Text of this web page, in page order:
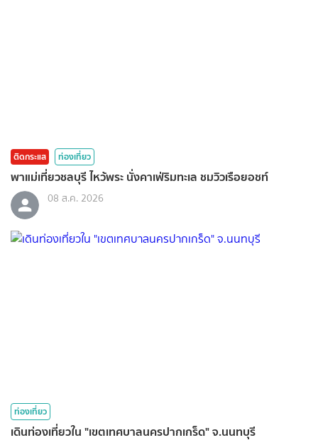
ติดกระแส ท่องเที่ยว
พาแม่เที่ยวชลบุรี ไหว้พระ นั่งคาเฟ่ริมทะเล ชมวิวเรือยอชท์
08 ส.ค. 2026
ท่องเที่ยว
เดินท่องเที่ยวใน "เขตเทศบาลนครปากเกร็ด" จ.นนทบุรี